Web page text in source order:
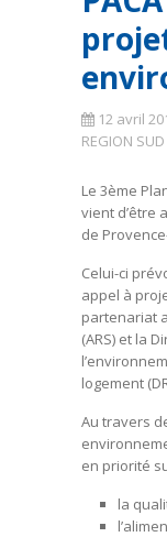
12 avril
REGION SUD
Le 3ème
vient d’être
de
Celui-ci
appel à
partenariat
(ARS) et la
logement
Au travers
en priorité
la